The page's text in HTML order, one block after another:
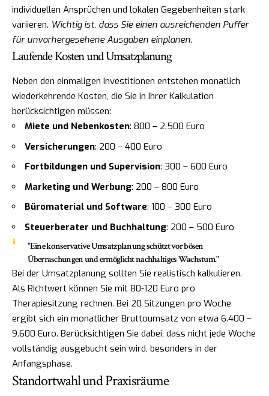
individuellen Ansprüchen und lokalen Gegebenheiten stark
variieren. Wichtig ist, dass Sie einen ausreichenden Puffer
für unvorhergesehene Ausgaben einplanen.
Laufende Kosten und Umsatzplanung
Neben den einmaligen Investitionen entstehen monatlich
wiederkehrende Kosten, die Sie in Ihrer Kalkulation
berücksichtigen müssen:
Miete und Nebenkosten: 800 – 2.500 Euro
Versicherungen: 200 – 400 Euro
Fortbildungen und Supervision: 300 – 600 Euro
Marketing und Werbung: 200 – 800 Euro
Büromaterial und Software: 100 – 300 Euro
Steuerberater und Buchhaltung: 200 – 500 Euro
"Eine konservative Umsatzplanung schützt vor bösen
Überraschungen und ermöglicht nachhaltiges Wachstum."
Bei der Umsatzplanung sollten Sie realistisch kalkulieren.
Als Richtwert können Sie mit 80-120 Euro pro
Therapiesitzung rechnen. Bei 20 Sitzungen pro Woche
ergibt sich ein monatlicher Bruttoumsatz von etwa 6.400 –
9.600 Euro. Berücksichtigen Sie dabei, dass nicht jede Woche
vollständig ausgebucht sein wird, besonders in der
Anfangsphase.
Standortwahl und Praxisräume